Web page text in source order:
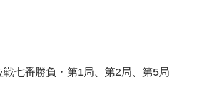
戦七番勝負・第1局、第2局、第5局